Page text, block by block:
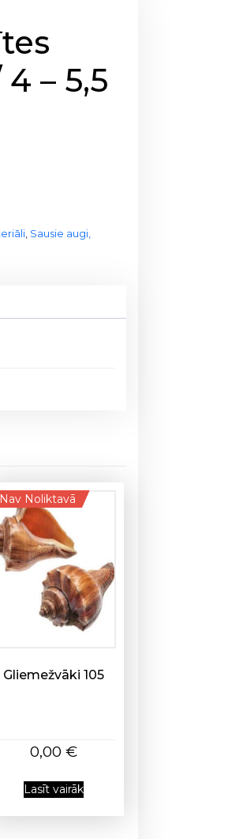
– 5,5
, Sausie augi,
Nav Noliktavā
Gliemežvāki 105
0,00€
Lasīt vairāk